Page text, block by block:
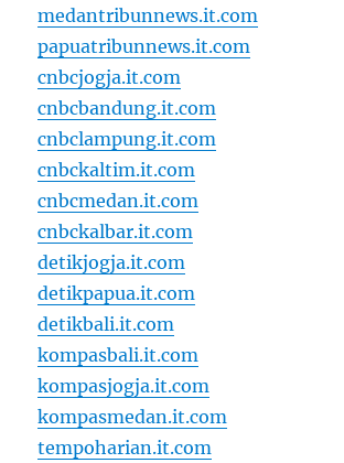
medantribunnews.it.com
papuatribunnews.it.com
cnbcjogja.it.com
cnbcbandung.it.com
cnbclampung.it.com
cnbckaltim.it.com
cnbcmedan.it.com
cnbckalbar.it.com
detikjogja.it.com
detikpapua.it.com
detikbali.it.com
kompasbali.it.com
kompasjogja.it.com
kompasmedan.it.com
tempoharian.it.com